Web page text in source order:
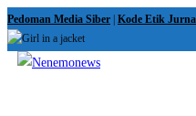
Skip
to
content
Pedoman Media Siber Kode Etik